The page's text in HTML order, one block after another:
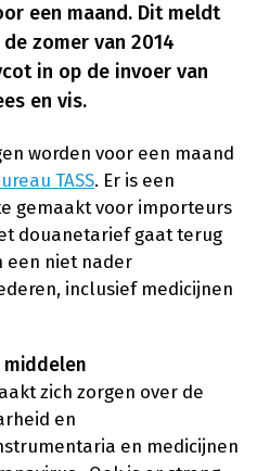
een maand. Dit meldt
zomer van 2014
in op de invoer van
en vis.
worden voor een maand
TASS. Er is een
gemaakt voor importeurs
douanetarief gaat terug
een niet nader
inclusief medicijnen
middelen
zich zorgen over de
en
en medicijnen